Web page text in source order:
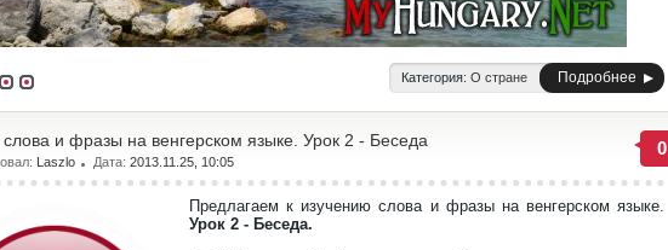
Категория: О стране Подробнее
0
и фразы на венгерском языке. Урок 2 - Беседа
Laszlo Дата: 2013.11.25, 10:05
Предлагаем к изучению слова и фразы на венгерском языке.
Урок 2 - Беседа.